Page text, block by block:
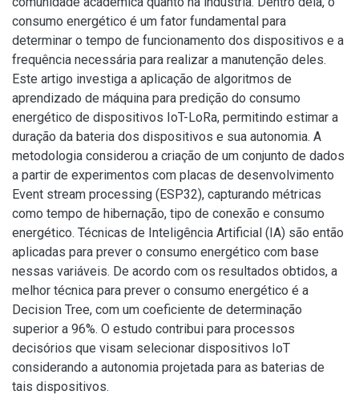
consumo energético é um fator fundamental para
determinar o tempo de funcionamento dos dispositivos e a
frequência necessária para realizar a manutenção deles.
Este artigo investiga a aplicação de algoritmos de
aprendizado de máquina para predição do consumo
energético de dispositivos IoT-LoRa, permitindo estimar a
duração da bateria dos dispositivos e sua autonomia. A
metodologia considerou a criação de um conjunto de dados
a partir de experimentos com placas de desenvolvimento
Event stream processing (ESP32), capturando métricas
como tempo de hibernação, tipo de conexão e consumo
energético. Técnicas de Inteligência Artificial (IA) são então
aplicadas para prever o consumo energético com base
nessas variáveis. De acordo com os resultados obtidos, a
melhor técnica para prever o consumo energético é a
Decision Tree, com um coeficiente de determinação
superior a 96%. O estudo contribui para processos
decisórios que visam selecionar dispositivos IoT
considerando a autonomia projetada para as baterias de
tais dispositivos.